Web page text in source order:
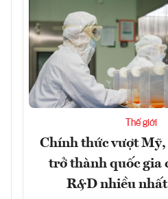
Thế giới
Chính thức vượt
trở thành quốc gia
R&D nhiều